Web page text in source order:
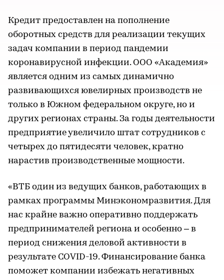
Кредит предоставлен на пополнение
оборотных средств для реализации текущих
задач компании в период пандемии
коронавирусной инфекции. ООО «Академия»
является одним из самых динамично
развивающихся ювелирных производств не
только в Южном федеральном округе, но и
других регионах страны. За годы деятельности
предприятие увеличило штат сотрудников с
четырех до пятидесяти человек, кратно
нарастив производственные мощности.
«ВТБ один из ведущих банков, работающих в
рамках программы Минэкономразвития. Для
нас крайне важно оперативно поддержать
предпринимателей региона и особенно – в
период снижения деловой активности в
результате COVID-19. Финансирование банка
поможет компании избежать негативных